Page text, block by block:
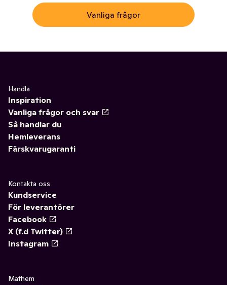
Vanliga frågor
Handla
Inspiration
Vanliga frågor och svar
Så handlar du
Hemleverans
Färskvarugaranti
Kontakta oss
Kundservice
För leverantörer
Facebook
X (f.d Twitter)
Instagram
Mathem